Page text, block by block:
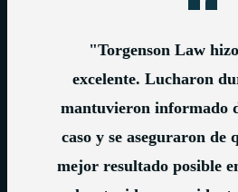
"Torgenson Law
excelente. Lucharon
mantuvieron informado
caso y se aseguraron de
mejor resultado posible